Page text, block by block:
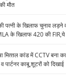
मौत
पत्‍नी के खिलाफ चुनाव लड़ने
के खिलाफ 420 की
मित्‍तल कांड में CCTV बना
व पार्टनर काबू,शूटरों को